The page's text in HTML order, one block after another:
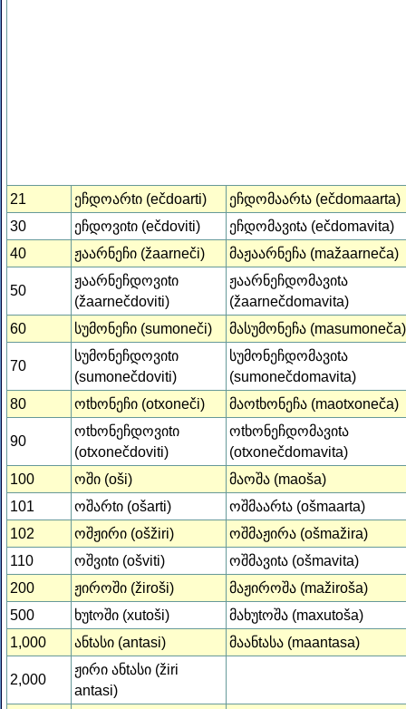
21 ეჩდოარtი (ečdoarti)
ეჩდომაარtა (ečdomaarta)
30
ეჩდოვიtი (ečdoviti)
ეჩდომავიtა (ečdomavita)
40
ჟაარნეჩი (žaarneči) მაჟაარნეჩა (mažaarneča)
50
ჟაარნეჩდოვიtი
(žaarnečdoviti)
ჟაარნეჩდომავიtა
(žaarnečdomavita)
60
სუმონეჩი (sumoneči) მასუმონეჩა (masumoneča)
70
სუმონეჩდოვიtი
(sumonečdoviti)
სუმონეჩდომავიtა
(sumonečdomavita)
80
ოtხონეჩი (otxoneči) მაოtხონეჩა (maotxoneča)
90
ოtხონეჩდოვიtი
(otxonečdoviti)
ოtხონეჩდომავიtა
(otxonečdomavita)
100
ოში (oši)
მაოშა (maoša)
101
ოშარtი (ošarti)
ოშმაარtა (ošmaarta)
102
ოშჟირი (ošžiri)
ოშმაჟირა (ošmažira)
110
ოშვიtი (ošviti)
ოშმავიtა (ošmavita)
200
ჟიროში (žiroši)
მაჟიროშა (mažiroša)
500
ხუtოში (xutoši)
მახუtოშა (maxutoša)
1,000
ანtასი (antasi) მაანtასა (maantasa)
2,000
ჟირი ანtასი (žiri
antasi)